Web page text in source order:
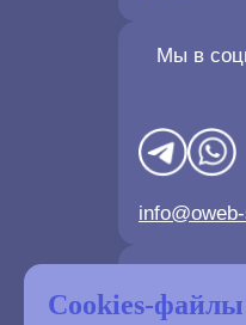
Cookies-файлы
Мы в